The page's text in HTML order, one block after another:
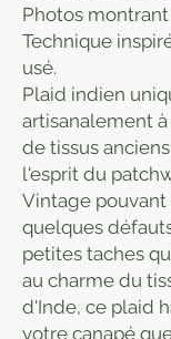
Photos
Technique
usé.
Plaid indien
artisanalement
de tissus
l'esprit du
Vintage
quelques
petites taches
au charme du
d'Inde, ce plaid
votre canapé